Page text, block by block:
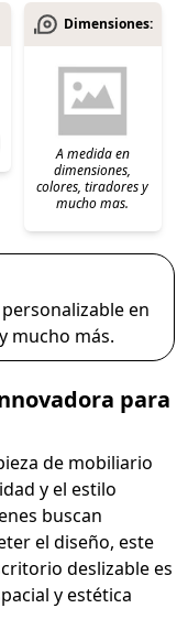
Dimensiones:
A medida en
dimensiones,
colores, tiradores y
mucho mas.
en
mucho más.
para
de mobiliario
y el estilo
buscan
el diseño, este
deslizable es
y estética